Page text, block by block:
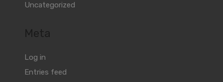
Uncategorized
Meta
Log in
Entries feed